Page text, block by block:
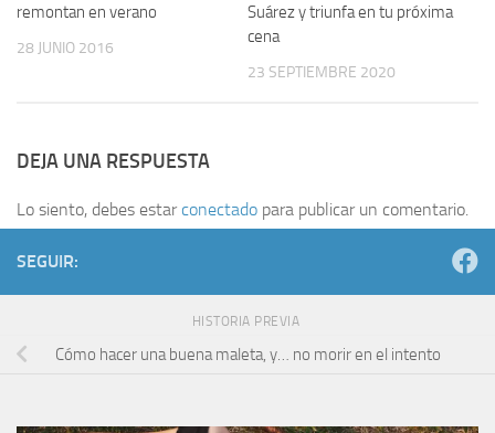
remontan en verano
28 JUNIO 2016
Suárez y triunfa en tu próxima
cena
23 SEPTIEMBRE 2020
DEJA UNA RESPUESTA
Lo siento, debes estar conectado para publicar un comentario.
SEGUIR:
HISTORIA PREVIA
Cómo hacer una buena maleta, y… no morir en el intento